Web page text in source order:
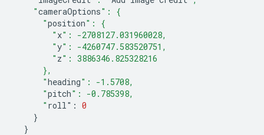
    "
cameraOptions": {
      "
position": {
        "
x": -2708127.031960028,
        "
y": -4260747.583520751,
        "
z": 3886346.825328216
      },
      "
heading": -1.5708,
      "
pitch": -0.785398,
      "
roll" : 0
}
}